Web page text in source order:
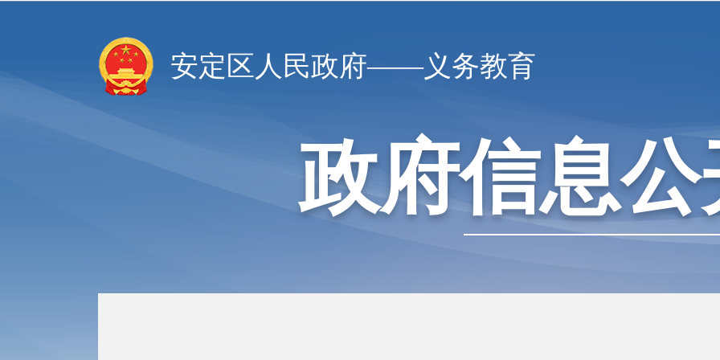
安定区人民政府——义务教育
政府信息公